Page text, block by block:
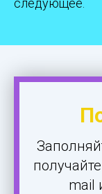
следующее.
mail